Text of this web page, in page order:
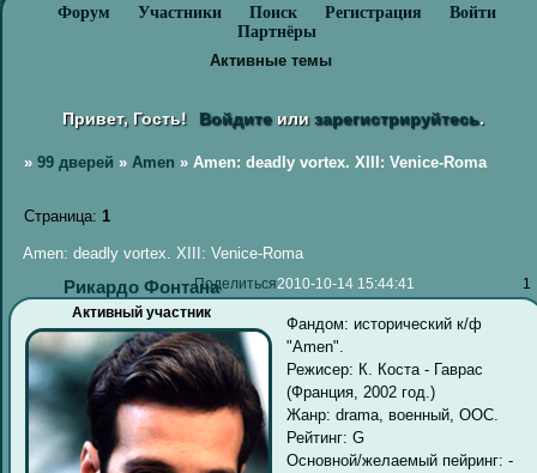
Форум Участники Поиск Регистрация
Войти
Партнёры
Активные темы
Привет, Гость! Войдитеили зарегистрируйтесь.
» 99 дверей » Amen » Amen: deadly vortex. XIII: Venice-Roma
Amen: deadly vortex. XIII: Venice-Roma
Страница: 1
Поделиться 1
2010-10-14 15:44:41
Рикардо Фонтана
Активный участник
Фандом: исторический к/ф
"Amen".
Режисер: К. Коста - Гаврас
(Франция, 2002 год.)
Жанр: drama, военный, OOC.
Рейтинг: G
Основной/желаемый пейринг: -